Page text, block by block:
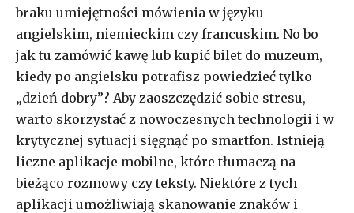
braku umiejętności mówienia w języku
angielskim, niemieckim czy francuskim. No bo
jak tu zamówić kawę lub kupić bilet do muzeum,
kiedy po angielsku potrafisz powiedzieć tylko
„dzień dobry”? Aby zaoszczędzić sobie stresu,
warto skorzystać z nowoczesnych technologii i w
krytycznej sytuacji sięgnąć po smartfon. Istnieją
liczne aplikacje mobilne, które tłumaczą na
bieżąco rozmowy czy teksty. Niektóre z tych
aplikacji umożliwiają skanowanie znaków i